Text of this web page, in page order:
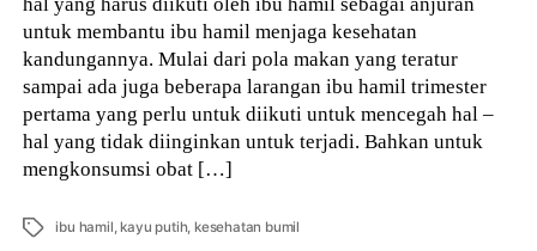
untuk membantu ibu hamil menjaga kesehatan
kandungannya. Mulai dari pola makan yang teratur
sampai ada juga beberapa larangan ibu hamil trimester
pertama yang perlu untuk diikuti untuk mencegah hal –
hal yang tidak diinginkan untuk terjadi. Bahkan untuk
mengkonsumsi obat […]
Tags ibu hamil, kayu putih, kesehatan bumil